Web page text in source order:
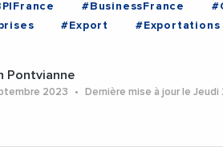
#BusinessFrance
#Export #Exportations
Pontvianne
2023 Dernière mise à jour le